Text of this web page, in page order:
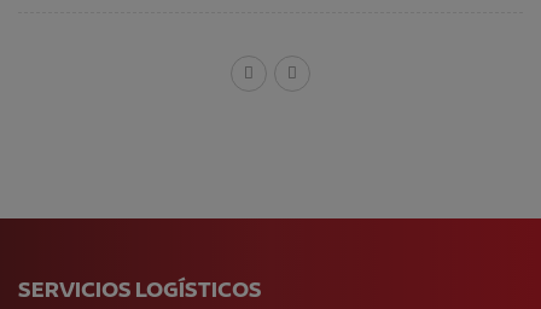
SERVICIOS LOGÍSTICOS